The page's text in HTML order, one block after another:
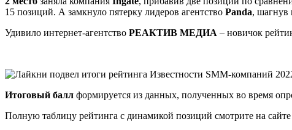
15 позиций. А замкнуло пятерку лидеров агентство Panda, шагнув
Удивило интернет-агентство РЕАКТИВ МЕДИА – новичок
Итоговый балл формируется из данных, полученных во время
Полную таблицу рейтинга с динамикой позиций смотрите на